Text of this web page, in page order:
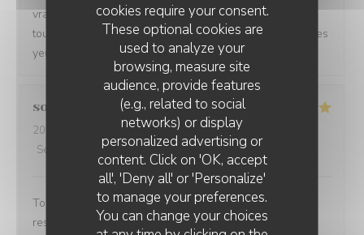
cookies require your consent.
These optional cookies are
used to analyze your
browsing, measure site
audience, provide features
(e.g., related to social
networks) or display
personalized advertising or
content. Click on 'OK, accept
all', 'Deny all' or 'Personalize'
to manage your preferences.
You can change your choices
vrai plus. Merci de nous offrir une telle qualité, c’est
toujours un plaisir de venir chez vous. Je recommande les
yeux fermés !
sonia
2026-07-22
- 13:00 - Guests 2
Service
Ambiance: 5/5 Food : 5 /5 Value:
Tout était très bon et original. Je recommande ce
restaurant.
RESTAURANT LE BEC FIN